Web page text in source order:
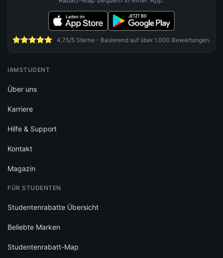
4,75/5 Sterne - Basierend auf über 1.000 Bewertungen.
IAMSTUDENT
Über uns
Karriere
Hilfe & Support
Kontakt
Magazin
FÜR STUDENTEN
Studentenrabatte Übersicht
Beliebte Marken
Studentenrabatt-Map